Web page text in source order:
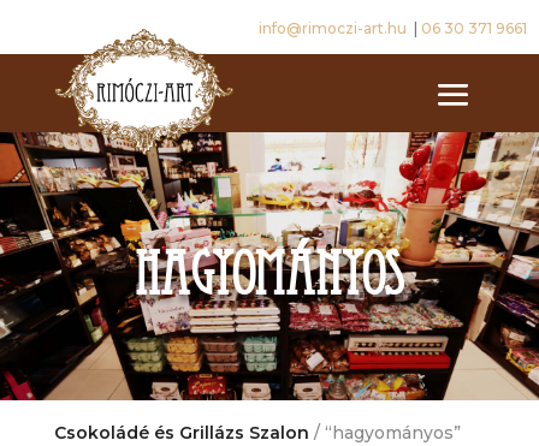
info@rimoczi-art.hu 06 30 371 9661
hagyományos
Csokoládé és Grillázs Szalon / “hagyományos”